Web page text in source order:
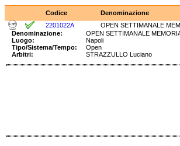
Codice Denominazione
2201022A
OPEN SETTIMANALE
Denominazione:
OPEN SETTIMANALE
Luogo:
Napoli
Tipo/Sistema/Tempo:
Open
Arbitri:
STRAZZULLO Luciano